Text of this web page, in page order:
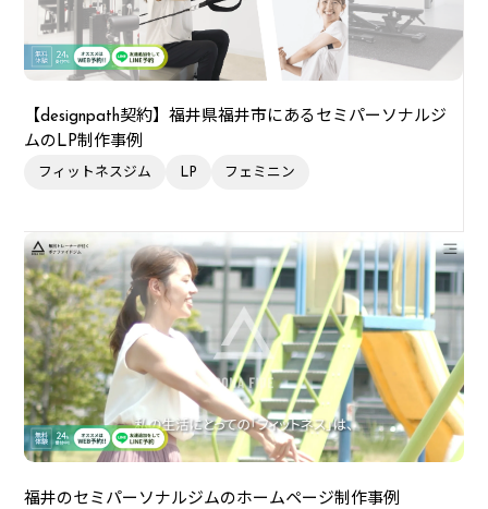
【designpath契約】福井県福井市にあるセミパーソナルジ
ムのLP制作事例
フィットネスジム LP フェミニン
福井のセミパーソナルジムのホームページ制作事例